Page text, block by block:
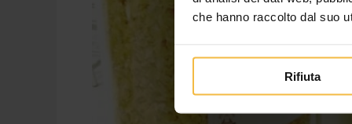
che hanno raccolto dal suo
Rifiuta